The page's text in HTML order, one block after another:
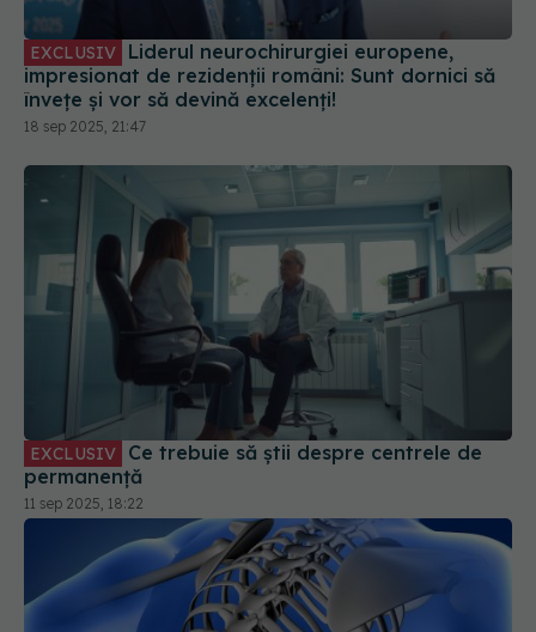
impresionat de rezidenții români: Sunt dornici să
învețe și vor să devină excelenți!
18 sep 2025, 21:47
permanență
11 sep 2025, 18:22